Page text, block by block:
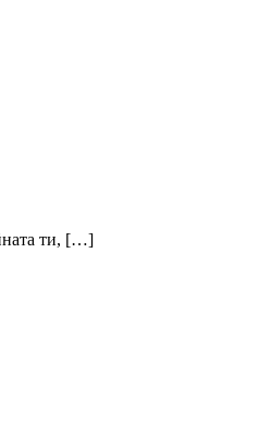
ти, […]